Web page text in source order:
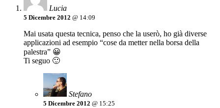
Lucia
5 Dicembre 2012 @ 14:09
Mai usata questa tecnica, penso che la userò, ho già diverse
applicazioni ad esempio “cose da metter nella borsa della
palestra” 😀
Ti seguo 🙂
Stefano
5 Dicembre 2012 @ 15:25